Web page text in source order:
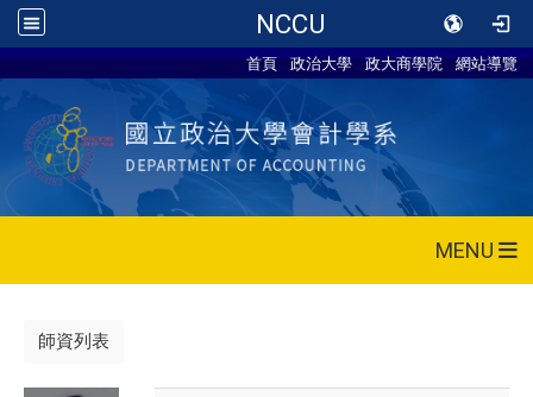
NCCU
首頁 政治大學 政大商學院 網站導覽
MENU
師資列表